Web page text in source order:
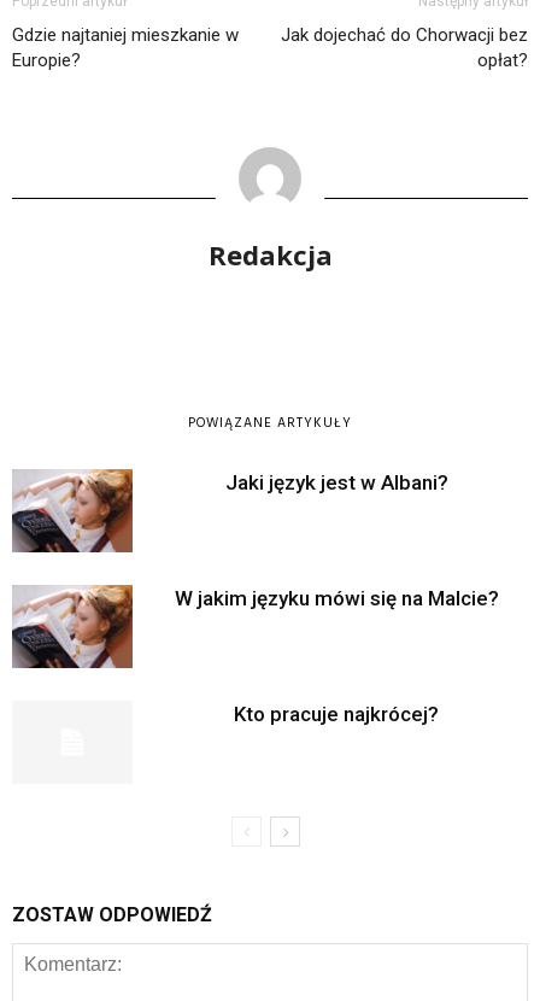
Gdzie najtaniej mieszkanie w
Europie?
Jak dojechać do Chorwacji bez
opłat?
Redakcja
POWIĄZANE ARTYKUŁY
Jaki język jest w Albani?
W jakim języku mówi się na Malcie?
Kto pracuje najkrócej?
ZOSTAW ODPOWIEDŹ